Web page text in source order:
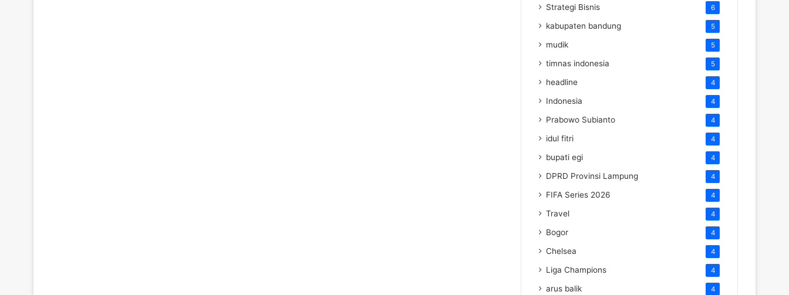
Strategi Bisnis 6
kabupaten bandung 5
mudik 5
timnas indonesia 5
headline 4
Indonesia 4
Prabowo Subianto 4
idul fitri 4
bupati egi 4
DPRD Provinsi Lampung 4
FIFA Series 2026 4
Travel 4
Bogor 4
Chelsea 4
Liga Champions 4
arus balik 4